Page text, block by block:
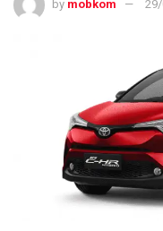
by mobkom